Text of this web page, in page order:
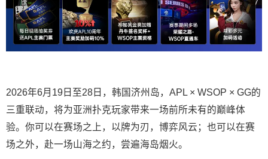
2026年6月19日至28日，韩国济州岛，APL × WSOP × GG的
三重联动，将为亚洲扑克玩家带来一场前所未有的巅峰体
验。 你可以在赛场之上，以牌为刃，博弈风云；也可以在赛
场之外，赴一场山海之约，尝遍海岛烟火。